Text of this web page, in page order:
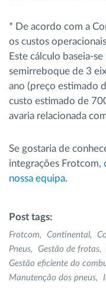
* De acordo com a
os custos
Este cálculo baseia-
semirreboque de 3
ano (preço estimado
custo estimado de
avaria relacionada
Se gostaria de
integrações Frotcom,
nossa equipa.
Post tags:
Frotcom Continental
Pneus
Gestão de frotas
Gestão eficiente do
Manutenção dos pneus